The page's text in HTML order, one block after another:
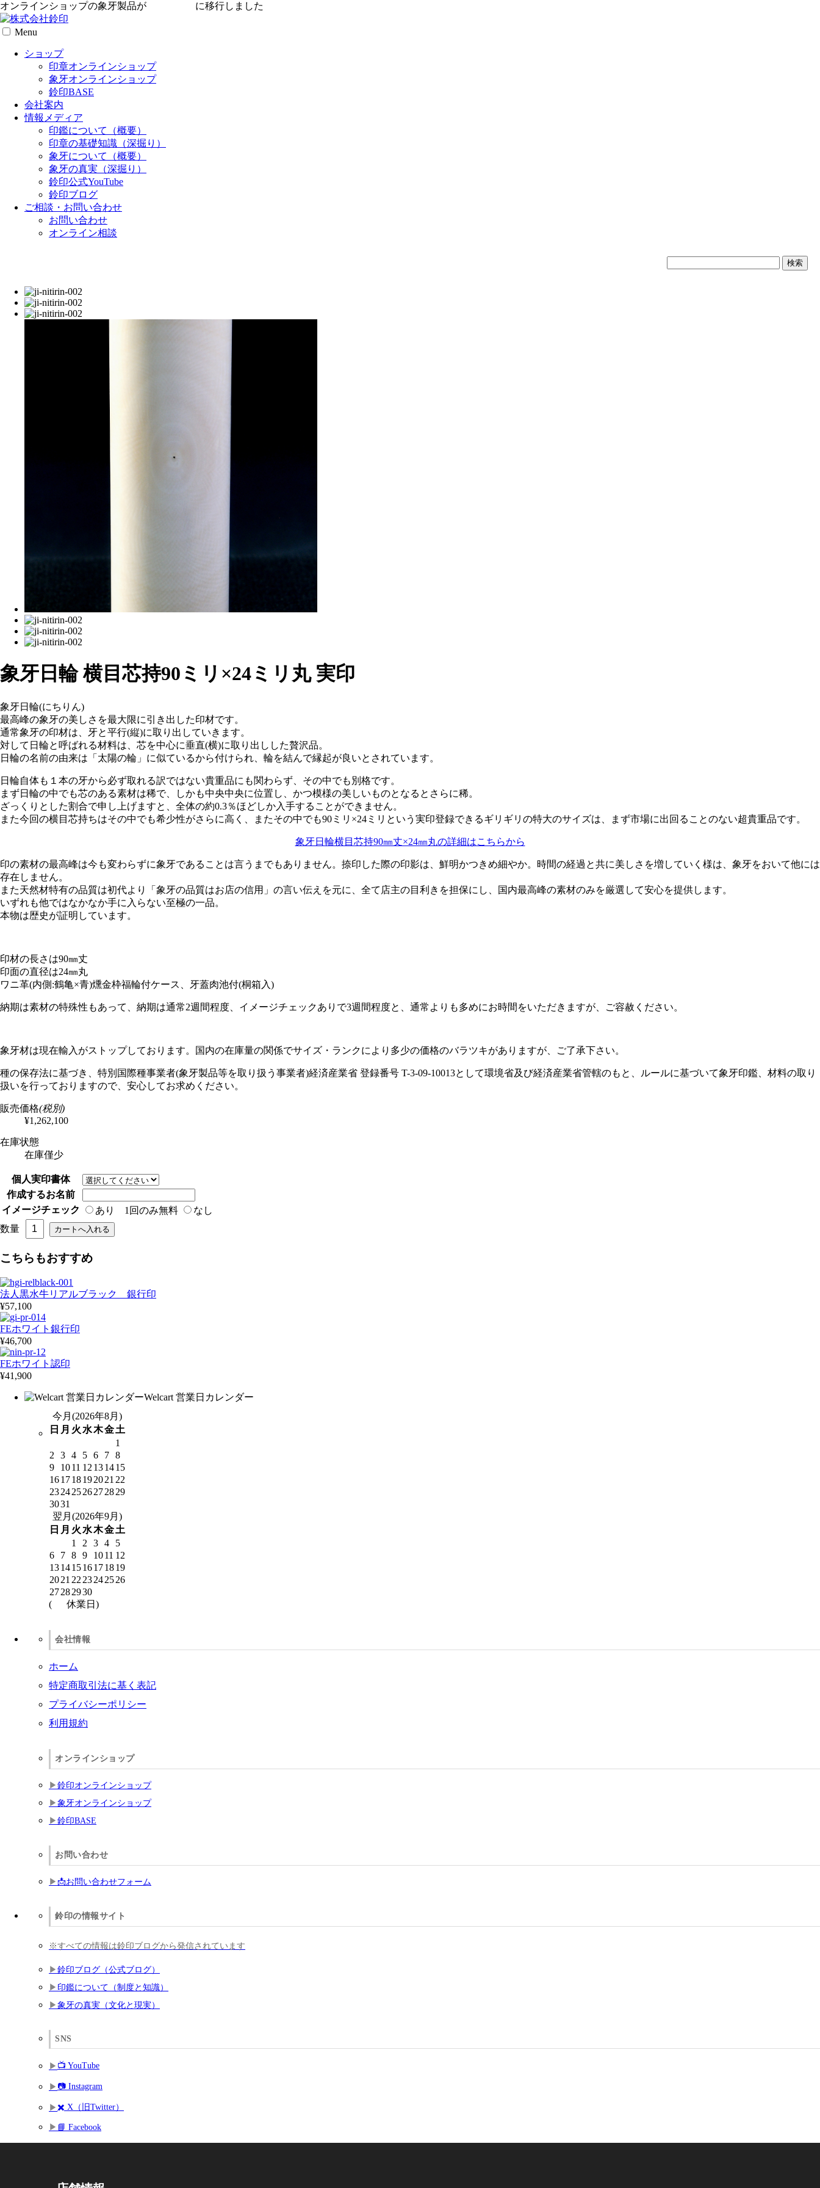
オンラインショップの象牙製品が に移行しました
Menu
ショップ
印章オンラインショップ
象牙オンラインショップ
鈴印BASE
会社案内
情報メディア
印鑑について（概要）
印章の基礎知識（深掘り）
象牙について（概要）
象牙の真実（深掘り）
鈴印公式YouTube
鈴印ブログ
ご相談・お問い合わせ
お問い合わせ
オンライン相談
象牙日輪 横目芯持90ミリ×24ミリ丸 実印
象牙日輪(にちりん)
最高峰の象牙の美しさを最大限に引き出した印材です。
通常象牙の印材は、牙と平行(縦)に取り出していきます。
対して日輪と呼ばれる材料は、芯を中心に垂直(横)に取り出しした贅沢品。
日輪の名前の由来は「太陽の輪」に似ているから付けられ、輪を結んで縁起が良いとされています。
日輪自体も１本の牙から必ず取れる訳ではない貴重品にも関わらず、その中でも別格です。
まず日輪の中でも芯のある素材は稀で、しかも中央中央に位置し、かつ模様の美しいものとなるとさらに稀。
ざっくりとした割合で申し上げますと、全体の約0.3％ほどしか入手することができません。
また今回の横目芯持ちはその中でも希少性がさらに高く、またその中でも90ミリ×24ミリという実印登録できるギリギリの特大のサイズは、まず市場に出回ることのない超貴重品です。
象牙日輪横目芯持90㎜丈×24㎜丸の詳細はこちらから
印の素材の最高峰は今も変わらずに象牙であることは言うまでもありません。捺印した際の印影は、鮮明かつきめ細やか。時間の経過と共に美しさを増していく様は、象牙をおいて他には
存在しません。
また天然材特有の品質は初代より「象牙の品質はお店の信用」の言い伝えを元に、全て店主の目利きを担保にし、国内最高峰の素材のみを厳選して安心を提供します。
いずれも他ではなかなか手に入らない至極の一品。
本物は歴史が証明しています。
印材の長さは90㎜丈
印面の直径は24㎜丸
ワニ革(内側:鶴亀×青)燻金枠福輪付ケース、牙蓋肉池付(桐箱入)
納期は素材の特殊性もあって、納期は通常2週間程度、イメージチェックありで3週間程度と、通常よりも多めにお時間をいただきますが、ご容赦ください。
象牙材は現在輸入がストップしております。国内の在庫量の関係でサイズ・ランクにより多少の価格のバラツキがありますが、ご了承下さい。
種の保存法に基づき、特別国際種事業者(象牙製品等を取り扱う事業者)経済産業省 登録番号 T-3-09-10013として環境省及び経済産業省管轄のもと、ルールに基づいて象牙印鑑、材料の取り
扱いを行っておりますので、安心してお求めください。
販売価格(税別)
¥1,262,100
在庫状態
在庫僅少
個人実印書体
作成するお名前
イメージチェック
あり 1回のみ無料
なし
数量
こちらもおすすめ
法人黒水牛リアルブラック 銀行印
¥57,100
FEホワイト銀行印
¥46,700
FEホワイト認印
¥41,900
Welcart 営業日カレンダー
今月(2026年8月)
日 月 火 水木金土
1
2
3 4 5 6 7 8
9
1011 12 131415
161718192021 22
23242526272829
3031
翌月(2026年9月)
日 月 火 水木金土
1
2 3 4
5
6
7 8 9 1011 12
13141516171819
2021 22 23242526
27282930
(
休業日)
会社情報
ホーム
特定商取引法に基く表記
プライバシーポリシー
利用規約
オンラインショップ
鈴印オンラインショップ
象牙オンラインショップ
鈴印BASE
お問い合わせ
📩お問い合わせフォーム
鈴印の情報サイト
※すべての情報は鈴印ブログから発信されています
鈴印ブログ（公式ブログ）
印鑑について（制度と知識）
象牙の真実（文化と現実）
SNS
📺 YouTube
📷 Instagram
✖️ X（旧Twitter）
📘 Facebook